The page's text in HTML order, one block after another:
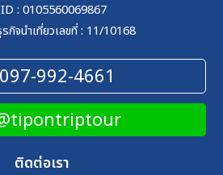
22 ธ.ค. 69 - 25 ธ.ค. 69
24 ธ.ค. 69 - 27 ธ.ค. 69
04 ม.ค. 70 - 07 ม.ค. 70
07 ม.ค. 70 - 10 ม.ค. 70
13 ม.ค. 70 - 16 ม.ค. 70
16 ม.ค. 70 - 19 ม.ค. 70
24 ม.ค. 70 - 27 ม.ค. 70
: 0105560069867
กิจนำเที่ยวเลขที่ : 11/10168
097-992-4661
ติดต่อเรา